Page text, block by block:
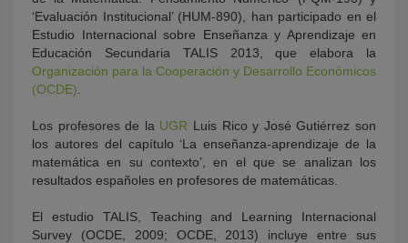
‘Evaluación Institucional’ (HUM-890), han participado en el
Estudio Internacional sobre Enseñanza y Aprendizaje en
Educación Secundaria TALIS 2013, que elabora la
Organización para la Cooperación y Desarrollo Económicos
(OCDE)
Los profesores de la UGR Luis Rico y José Gutiérrez son
los autores del capítulo ‘La enseñanza-aprendizaje de la
matemática en su contexto’, en el que se analizan los
resultados españoles en profesores de matemáticas.
El estudio TALIS, Teaching and Learning Internacional
Survey (OCDE, 2009; OCDE, 2013) incluye entre sus